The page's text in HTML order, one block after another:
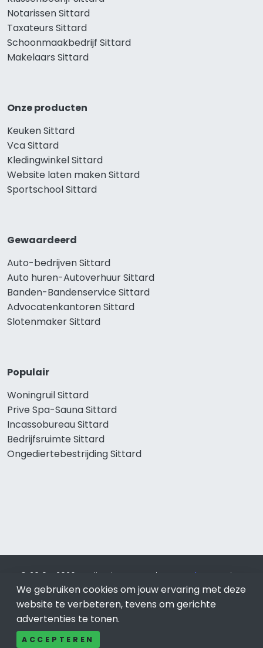
Notarissen Sittard
Taxateurs Sittard
Schoonmaakbedrijf Sittard
Makelaars Sittard
Onze producten
Keuken Sittard
Vca Sittard
Kledingwinkel Sittard
Website laten maken Sittard
Sportschool Sittard
Gewaardeerd
Auto-bedrijven Sittard
Auto huren-Autoverhuur Sittard
Banden-Bandenservice Sittard
Advocatenkantoren Sittard
Slotenmaker Sittard
Populair
Woningruil Sittard
Prive Spa-Sauna Sittard
Incassobureau Sittard
Bedrijfsruimte Sittard
Ongediertebestrijding Sittard
© 2019 - 2026 Realisatie en SEO door SEO-bureau
Lion
Internet. Betaal alleen voor bewezen resultaten?SEO
optimalisatie No Cure No Pay.Sittardis onderdeel van Lion
Internet.
We gebruiken cookies om jouw ervaring met deze
website te verbeteren, tevens om gerichte
advertenties te tonen.
ACCEPTEREN